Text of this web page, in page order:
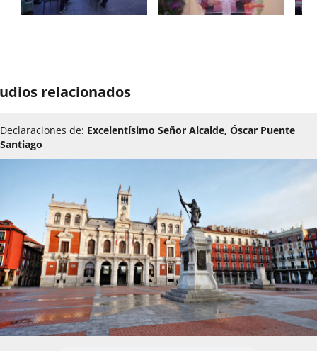
relacionados
Declaraciones de: Excelentísimo Señor Alcalde, Óscar Puente
Santiago